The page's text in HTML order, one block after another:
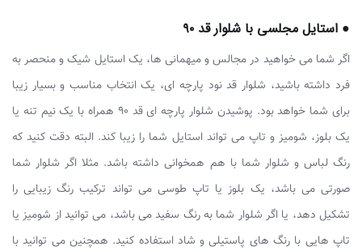
● استایل مجلسی با شلوار قد ۹۰
اگر شما می خواهید در مجالس و میهمانی ها، یک استایل شیک و منحصر به
فرد داشته باشید، شلوار قد نود پارچه ای، یک انتخاب مناسب و بسیار زیبا
برای شما خواهد بود. پوشیدن شلوار پارچه ای قد ۹۰ همراه با یک نیم تنه یا
یک بلوز، شومیز و تاپ می تواند استایل شما را زیبا کند. البته دقت کنید که
رنگ لباس و شلوار شما با هم همخوانی داشته باشد. مثلا اگر شلوار شما
صورتی می باشد، یک بلوز یا تاپ طوسی می تواند ترکیب رنگ زیبایی را
تشکیل دهد، یا اگر شلوار شما به رنگ سفید می باشد، می توانید از شومیز یا
تاپ هایی با رنگ های پاستیلی و شاد استفاده کنید. همچنین می توانید با